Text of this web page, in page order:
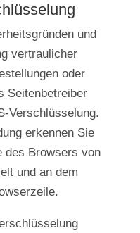
und
vertraulicher
oder
Seitenbetreiber
Verschlüsselung.
erkennen Sie
des Browsers von
und an dem